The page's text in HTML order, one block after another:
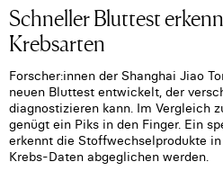
Schneller Bluttest
Krebsarten
Forscher:innen der Shanghai Jiao
neuen Bluttest entwickelt, der
diagnostizieren kann. Im Vergleich
genügt ein Piks in den Finger. Ein
erkennt die Stoffwechselprodukte
Krebs-Daten abgeglichen werden.